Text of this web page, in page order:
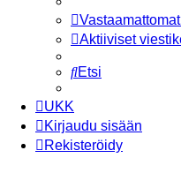
Aktiiviset
Etsi
UKK
Kirjaudu sisään
Rekisteröidy